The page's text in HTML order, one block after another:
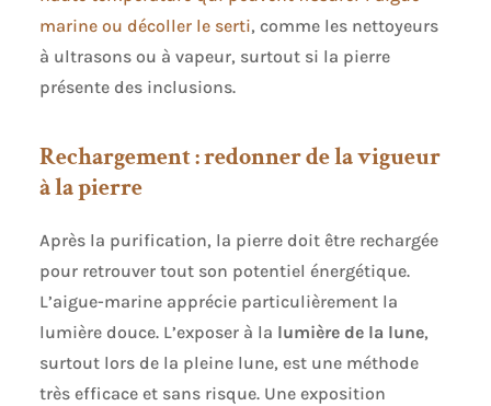
marine ou décoller le serti, comme les nettoyeurs
à ultrasons ou à vapeur, surtout si la pierre
présente des inclusions.
Rechargement : redonner de la vigueur
à la pierre
Après la purification, la pierre doit être rechargée
pour retrouver tout son potentiel énergétique.
L’aigue-marine apprécie particulièrement la
lumière douce. L’exposer à la lumière de la lune,
surtout lors de la pleine lune, est une méthode
très efficace et sans risque. Une exposition